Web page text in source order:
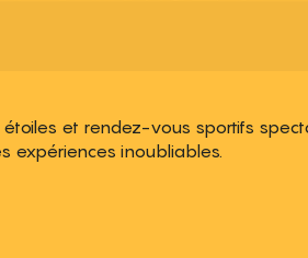
et rendez-vous sportifs
expériences inoubliables.